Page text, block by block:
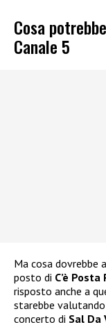
Cosa
Canale 5
Ma cosa dovrebbe
posto di C’è Posta
risposto anche a
starebbe valutando
concerto di Sal Da